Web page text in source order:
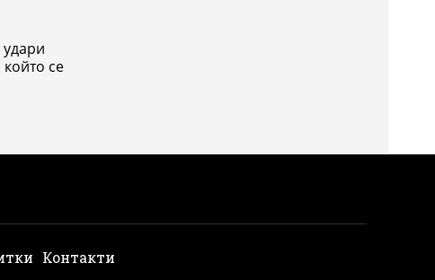
Контакти